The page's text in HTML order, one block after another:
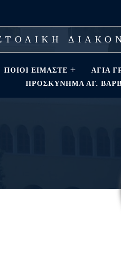
ΠΟΙΟΊ ΕΊΜΑΣΤΕ ΑΓΊΑ
ΠΡΟΣΚΎΝΗΜΑ ΑΓ.